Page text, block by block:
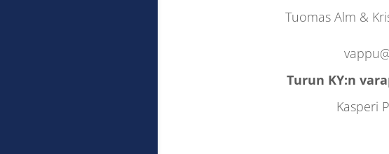
Tuomas Alm &
Turun KY:n
Kasperi